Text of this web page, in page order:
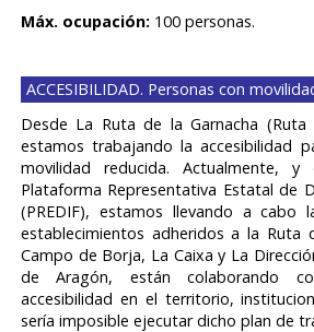
Máx. ocupación:100 personas.
ACCESIBILIDAD. Personas con
Desde La Ruta de la Garnacha
estamos trabajando la accesibilidad
movilidad reducida. Actualmente,
Plataforma Representativa Estatal de
(PREDIF), estamos llevando a cabo
establecimientos adheridos a la Ruta
Campo de Borja, La Caixa y La
de Aragón, están colaborando
accesibilidad en el territorio,
sería imposible ejecutar dicho plan de